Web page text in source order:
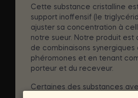
Cette substance cristalline
support inoffensif (le
ajuster sa concentration à
notre sueur. Notre produit est
de combinaisons
phéromones et en tenant
porteur et du receveur.
Certaines des substances